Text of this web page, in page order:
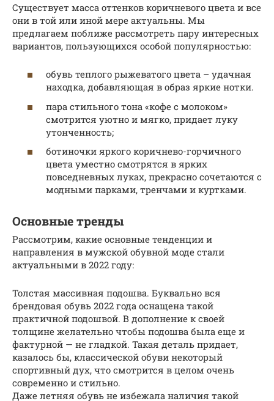
Существует масса оттенков коричневого цвета и все
они в той или иной мере актуальны. Мы
предлагаем поближе рассмотреть пару интересных
вариантов, пользующихся особой популярностью:
обувь теплого рыжеватого цвета – удачная
находка, добавляющая в образ яркие нотки.
пара стильного тона «кофе с молоком»
смотрится уютно и мягко, придает луку
утонченность;
ботиночки яркого коричнево-горчичного
цвета уместно смотрятся в ярких
повседневных луках, прекрасно сочетаются с
модными парками, тренчами и куртками.
Основные тренды
Рассмотрим, какие основные тенденции и
направления в мужской обувной моде стали
актуальными в 2022 году:
Толстая массивная подошва. Буквально вся
брендовая обувь 2022 года оснащена такой
практичной подошвой. В дополнение к своей
толщине желательно чтобы подошва была еще и
фактурной — не гладкой. Такая деталь придает,
казалось бы, классической обуви некоторый
спортивный дух, что смотрится в целом очень
современно и стильно.
Даже летняя обувь не избежала наличия такой